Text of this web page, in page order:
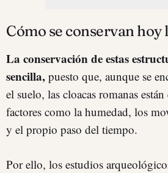
Cómo se conservan hoy
La conservación de estas
sencilla, puesto que, aunque se
el suelo, las cloacas romanas
factores como la humedad, los
y el propio paso del tiempo.
Por ello, los estudios